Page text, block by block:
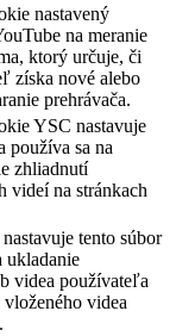
nastavený
na meranie
ktorý určuje, či
získa nové alebo
prehrávača.
YSC nastavuje
používa sa na
zhliadnutí
videí na stránkach
tento súbor
ukladanie
videa používateľa
videa